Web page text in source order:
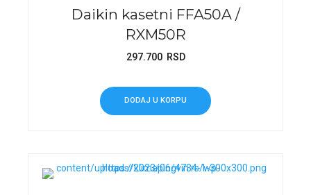
Daikin kasetni FFA50A /
RXM50R
297.700 RSD
DODAJ U KORPU